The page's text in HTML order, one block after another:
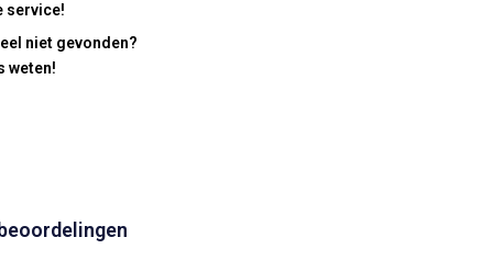
service!
niet gevonden?
weten!